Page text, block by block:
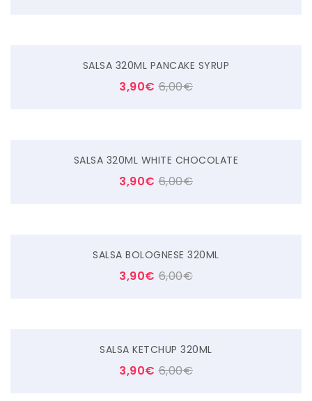
SALSA 320ML PANCAKE SYRUP
3,90€ 6,00€
SALSA 320ML WHITE CHOCOLATE
3,90€ 6,00€
SALSA BOLOGNESE 320ML
3,90€ 6,00€
SALSA KETCHUP 320ML
3,90€ 6,00€